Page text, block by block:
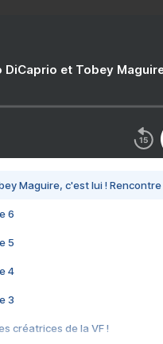
DiCaprio et Tobey
Maguire, c'est lui !
6
5
4
3
créatrices de la VF !